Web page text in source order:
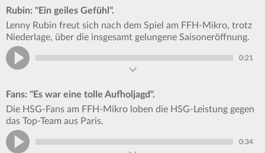
Rubin: "Ein geiles Gefühl".
Lenny Rubin freut sich nach dem Spiel am FFH-Mikro, trotz
Niederlage, über die insgesamt gelungene Saisoneröffnung.
0:21
Fans: "Es war eine tolle Aufholjagd".
Die HSG-Fans am FFH-Mikro loben die HSG-Leistung gegen
das Top-Team aus Paris.
0:34